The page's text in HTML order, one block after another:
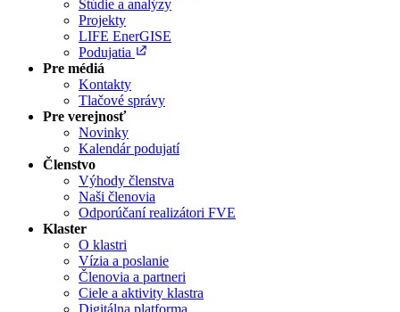
Štúdie a analýzy
Projekty
LIFE EnerGISE
Podujatia
Pre médiá
Kontakty
Tlačové správy
Pre verejnosť
Novinky
Kalendár podujatí
Členstvo
Výhody členstva
Naši členovia
Odporúčaní realizátori FVE
Klaster
O klastri
Vízia a poslanie
Členovia a partneri
Ciele a aktivity klastra
Digitálna platforma